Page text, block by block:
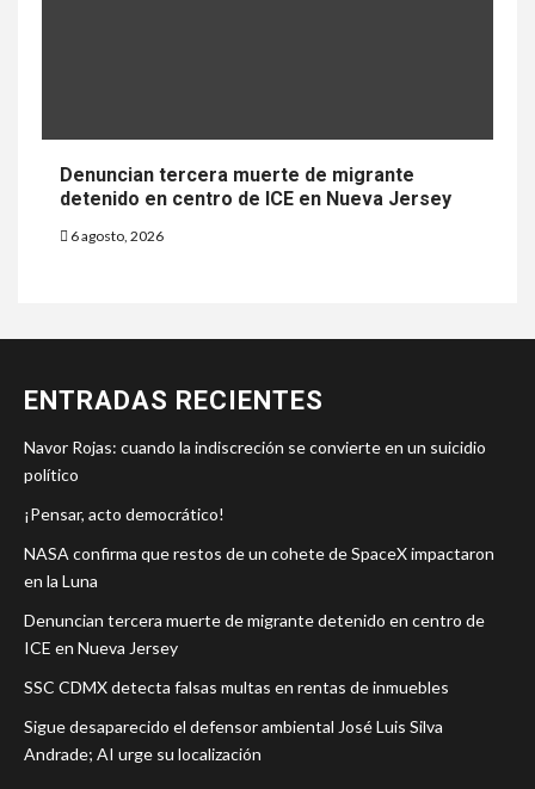
Denuncian tercera muerte de migrante
detenido en centro de ICE en Nueva Jersey
6 agosto, 2026
ENTRADAS RECIENTES
Navor Rojas: cuando la indiscreción se convierte en un suicidio
político
¡Pensar, acto democrático!
NASA confirma que restos de un cohete de SpaceX impactaron
en la Luna
Denuncian tercera muerte de migrante detenido en centro de
ICE en Nueva Jersey
SSC CDMX detecta falsas multas en rentas de inmuebles
Sigue desaparecido el defensor ambiental José Luis Silva
Andrade; AI urge su localización